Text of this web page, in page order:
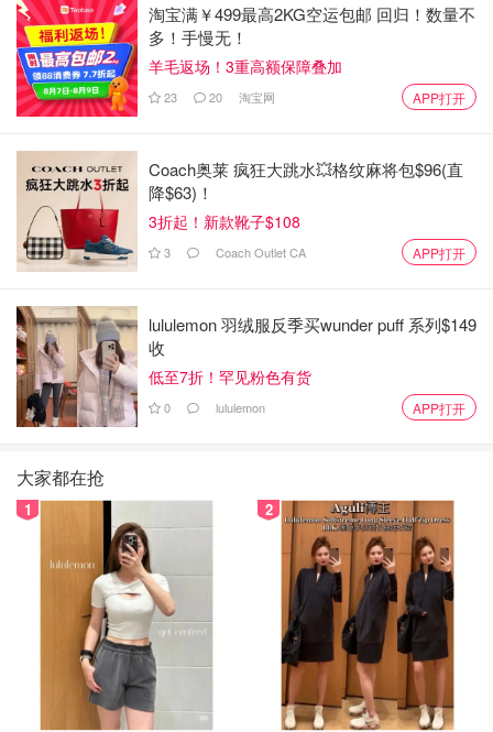
淘宝满￥499最高2KG空运包邮 回归！数量不
多！手慢无！
羊毛返场！3重高额保障叠加
23 20 淘宝网 APP打开
Coach奥莱 疯狂大跳水💥格纹麻将包$96(直
降$63)！
3折起！新款靴子$108
3 Coach Outlet CA APP打开
lululemon 羽绒服反季买wunder puff 系列$149
收
低至7折！罕见粉色有货
0 lululemon APP打开
大家都在抢
1 2